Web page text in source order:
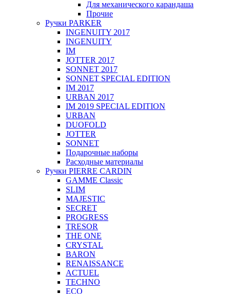
Для механического карандаша
Прочие
Ручки PARKER
INGENUITY 2017
INGENUITY
IM
JOTTER 2017
SONNET 2017
SONNET SPECIAL EDITION
IM 2017
URBAN 2017
IM 2019 SPECIAL EDITION
URBAN
DUOFOLD
JOTTER
SONNET
Подарочные наборы
Расходные материалы
Ручки PIERRE CARDIN
GAMME Classic
SLIM
MAJESTIC
SECRET
PROGRESS
TRESOR
THE ONE
CRYSTAL
BARON
RENAISSANCE
ACTUEL
TECHNO
ECO